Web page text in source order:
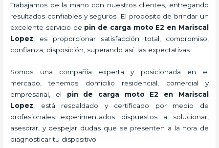
Trabajamos de la mano con nuestros clientes, entregando
resultados confiables y seguros. El propósito de brindar un
excelente servicio de pin de carga moto E2 en Mariscal
Lopez , es proporcionar satisfacción total, compromiso,
confianza, disposición, superando así las expectativas.
Somos una compañía experta y posicionada en el
mercado, tenemos domicilio residencial, comercial y
empresarial, el pin de carga moto E2 en Mariscal
Lopez , está respaldado y certificado por medio de
profesionales experimentados dispuestos a solucionar,
asesorar, y despejar dudas que se presenten a la hora de
diagnosticar tu dispositivo.